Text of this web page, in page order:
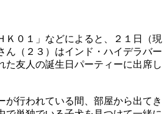
Ｋ０１」などによると、２１日（現
ん（２３）はインド・ハイデラバー
た友人の誕生日パーティーに出席し
が行われている間、部屋から出てき